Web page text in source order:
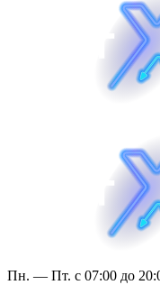
Пн. — Пт. с 07:00 до